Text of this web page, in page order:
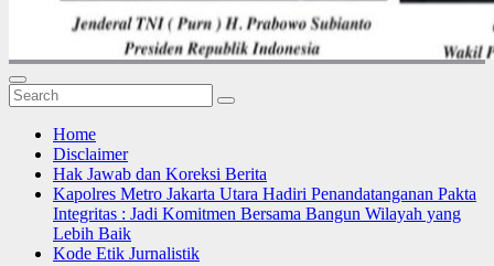
Home
Disclaimer
Hak Jawab dan Koreksi Berita
Kapolres Metro Jakarta Utara Hadiri Penandatanganan Pakta
Integritas : Jadi Komitmen Bersama Bangun Wilayah yang
Lebih Baik
Kode Etik Jurnalistik